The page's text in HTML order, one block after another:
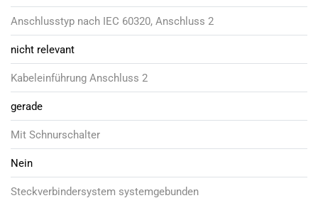
Anschlusstyp nach IEC 60320, Anschluss 2
nicht relevant
Kabeleinführung Anschluss 2
gerade
Mit Schnurschalter
Nein
Steckverbindersystem systemgebunden